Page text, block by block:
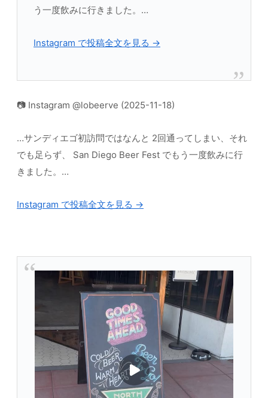
う一度飲みに行きました。…
Instagram で投稿全文を見る →
📷 Instagram @lobeerve (2025-11-18)
…サンディエゴ初訪問ではなんと 2回通ってしまい、それ
でも足らず、 San Diego Beer Fest でもう一度飲みに行
きました。…
Instagram で投稿全文を見る →